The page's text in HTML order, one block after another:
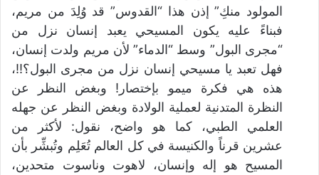
المولود منكِ” إذن هذا “القدوس” قد وُلِدَ من مريم،
فبناءً عليه يكون المسيحي يعبد إنسان نزل من
“مجرى البول” وسط “الدماء” لأن مريم ولدت إنسان،
فهل تعبد يا مسيحي إنسان نزل من مجرى البول؟!!،
هذه هي فكرة ميمو بإختصار! وبغض النظر عن
النظرة المتدنية لعملية الولادة وبغض النظر عن جهله
العلمي الطبي، كما هو واضح، نقول: لأكثر من
عشرين قرناً والكنيسة في كل العالم تُعَلِم وتُبشِّر بأن
المسيح هو إله وإنسان، لاهوت وناسوت متحدين،